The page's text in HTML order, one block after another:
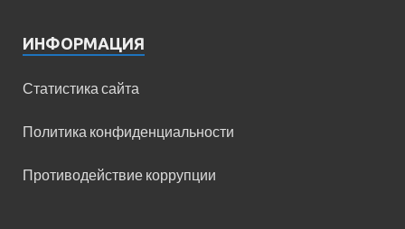
ИНФОРМАЦИЯ
Статистика сайта
Политика конфиденциальности
Противодействие коррупции